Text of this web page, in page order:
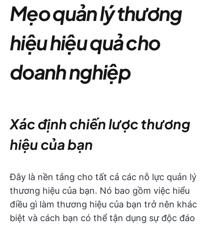
Mẹo quản lý thương
hiệu hiệu quả cho
doanh nghiệp
Xác định chiến lược thương
hiệu của bạn
Đây là nền tảng cho tất cả các nỗ lực quản lý
thương hiệu của bạn. Nó bao gồm việc hiểu
điều gì làm thương hiệu của bạn trở nên khác
biệt và cách bạn có thể tận dụng sự độc đáo